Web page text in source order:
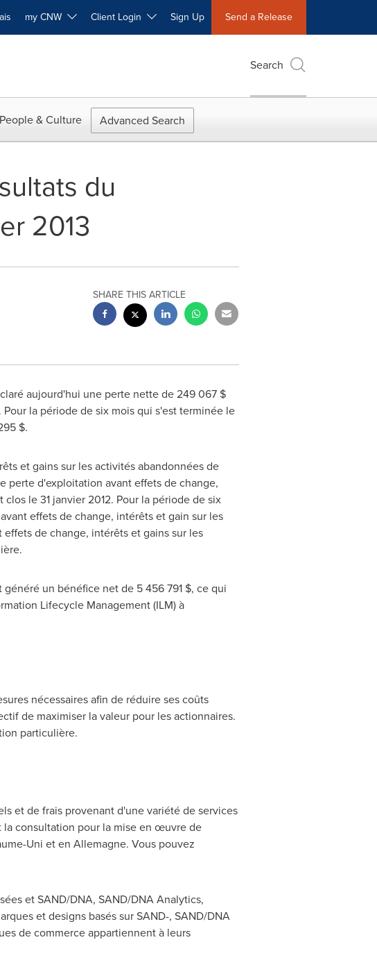
my CNW Client Login Sign Up Send a Release
Search
People & Culture Advanced Search
du
2013
SHARE THIS ARTICLE
aujourd'hui une perte nette de 249 067 $
la période de six mois qui s'est terminée le
$.
et gains sur les activités abandonnées de
perte d'exploitation avant effets de change,
le 31 janvier 2012. Pour la période de six
effets de change, intérêts et gain sur les
de change, intérêts et gains sur les
un bénéfice net de 5 456 791 $, ce qui
Lifecycle Management (ILM) à
nécessaires afin de réduire ses coûts
de maximiser la valeur pour les actionnaires.
particulière.
et de frais provenant d'une variété de services
la consultation pour la mise en œuvre de
Uni et en Allemagne. Vous pouvez
et SAND/DNA, SAND/DNA Analytics,
et designs basés sur SAND-, SAND/DNA
de commerce appartiennent à leurs